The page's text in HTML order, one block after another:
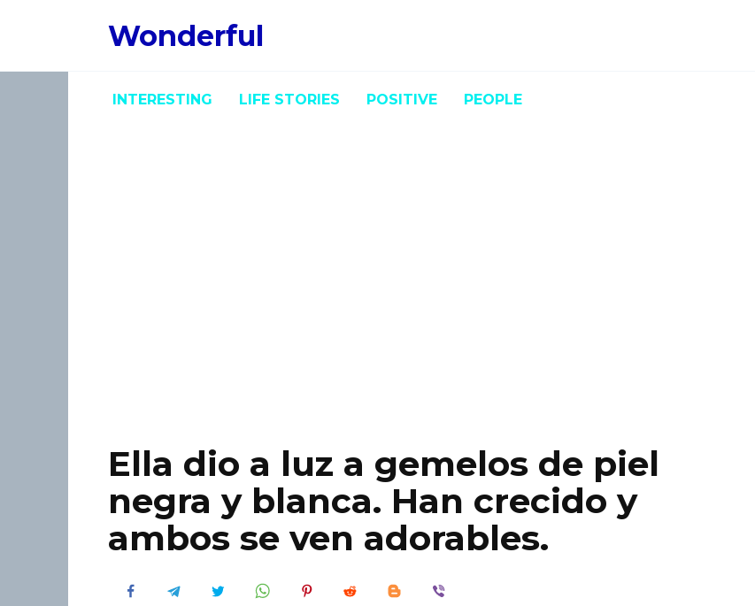
Wonderful
INTERESTING LIFE STORIES POSITIVE PEOPLE
Ella dio a luz a gemelos de piel
negra y blanca. Han crecido y
ambos se ven adorables.